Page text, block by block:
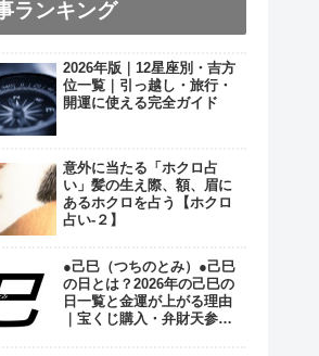
ランキング
2026年版｜12星座別・吉方
位一覧｜引っ越し・旅行・
開運に使える完全ガイド
意外に当たる「ホクロ占
い」髪の生え際、額、眉に
あるホクロを占う【ホクロ
占い‐２】
●己巳（つちのとみ）●己巳
の日とは？2026年の己巳の
日一覧と金運が上がる理由
｜宝くじ購入・弁財天参拝